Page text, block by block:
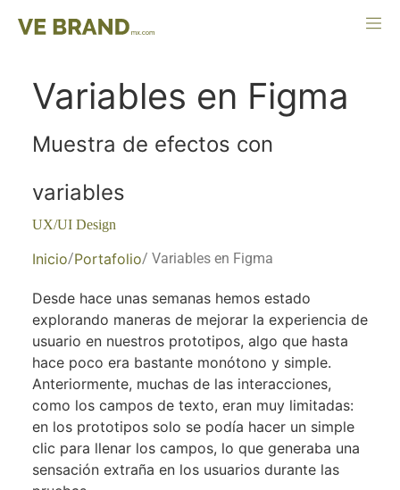
Variables en Figma
Muestra de efectos con
variables
UX/UI Design
Inicio/Portafolio/ Variables en Figma
Desde hace unas semanas hemos estado
explorando maneras de mejorar la experiencia de
usuario en nuestros prototipos, algo que hasta
hace poco era bastante monótono y simple.
Anteriormente, muchas de las interacciones,
como los campos de texto, eran muy limitadas:
en los prototipos solo se podía hacer un simple
clic para llenar los campos, lo que generaba una
sensación extraña en los usuarios durante las